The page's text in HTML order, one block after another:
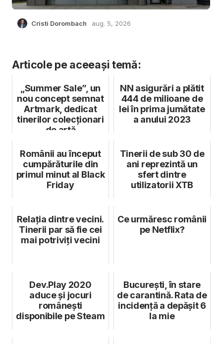
Cristi Dorombach aug. 5, 2026
Articole pe aceeași temă:
„Summer Sale”, un
nou concept semnat
Artmark, dedicat
tinerilor colecționari
de artă
NN asigurări a plătit
444 de milioane de
lei în prima jumătate
a anului 2023
Românii au început
cumpărăturile din
primul minut al Black
Friday
Tinerii de sub 30 de
ani reprezintă un
sfert dintre
utilizatorii XTB
Relația dintre vecini.
Tinerii par să fie cei
mai potriviți vecini
Ce urmăresc românii
pe Netflix?
Dev.Play 2020
aduce și jocuri
românești
disponibile pe Steam
București, în stare
de carantină. Rata de
incidență a depășit 6
la mie